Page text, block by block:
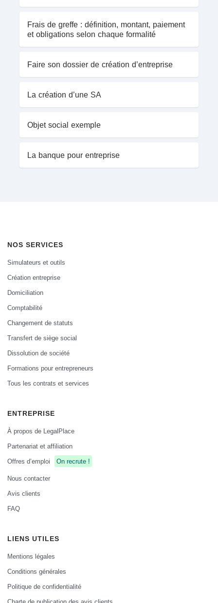
Frais de greffe : définition, montant, paiement
et obligations selon chaque formalité
Faire son dossier de création d’entreprise
La création d’une SA
Objet social exemple
La banque pour entreprise
NOS SERVICES
Simulateurs et outils
Création entreprise
Domiciliation
Comptabilité
Changement de statuts
Transfert de siège social
Dissolution de société
Formations pour entrepreneurs
Tous les contrats et services
ENTREPRISE
À propos de LegalPlace
Partenariat et affiliation
Offres d’emploi
On recrute !
Nous contacter
Avis clients
FAQ
LIENS UTILES
Mentions légales
Conditions générales
Politique de confidentialité